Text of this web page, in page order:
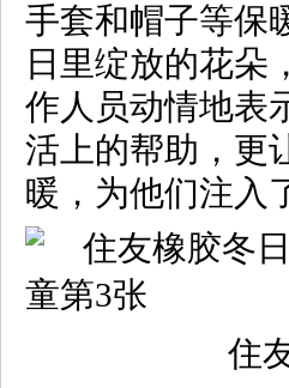
手套和帽子等保
日里绽放的花朵
作人员动情地表
活上的帮助，更
暖，为他们注入
住